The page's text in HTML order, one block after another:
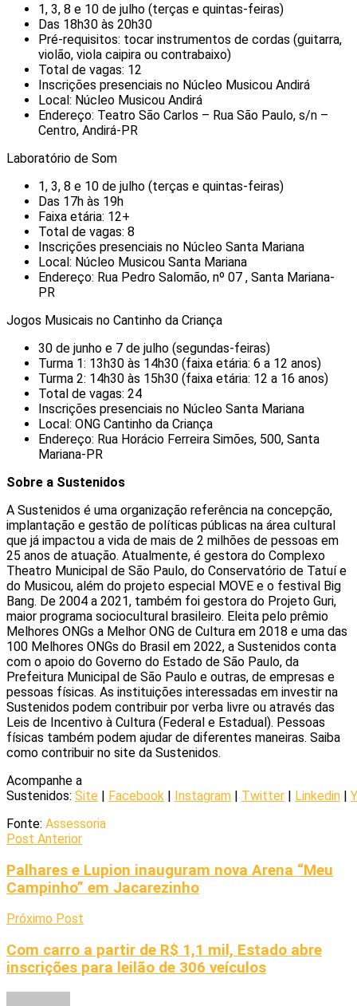
1, 3, 8 e 10 de julho (terças e quintas-feiras)
Das 18h30 às 20h30
Pré-requisitos: tocar instrumentos de cordas (guitarra,
violão, viola caipira ou contrabaixo)
Total de vagas: 12
Inscrições presenciais no Núcleo Musicou Andirá
Local: Núcleo Musicou Andirá
Endereço: Teatro São Carlos – Rua São Paulo, s/n –
Centro, Andirá-PR
Laboratório de Som
1, 3, 8 e 10 de julho (terças e quintas-feiras)
Das 17h às 19h
Faixa etária: 12+
Total de vagas: 8
Inscrições presenciais no Núcleo Santa Mariana
Local: Núcleo Musicou Santa Mariana
Endereço: Rua Pedro Salomão, nº 07 , Santa Mariana-
PR
Jogos Musicais no Cantinho da Criança
30 de junho e 7 de julho (segundas-feiras)
Turma 1: 13h30 às 14h30 (faixa etária: 6 a 12 anos)
Turma 2: 14h30 às 15h30 (faixa etária: 12 a 16 anos)
Total de vagas: 24
Inscrições presenciais no Núcleo Santa Mariana
Local: ONG Cantinho da Criança
Endereço: Rua Horácio Ferreira Simões, 500, Santa
Mariana-PR
Sobre a Sustenidos
A Sustenidos é uma organização referência na concepção,
implantação e gestão de políticas públicas na área cultural
que já impactou a vida de mais de 2 milhões de pessoas em
25 anos de atuação. Atualmente, é gestora do Complexo
Theatro Municipal de São Paulo, do Conservatório de Tatuí e
do Musicou, além do projeto especial MOVE e o festival Big
Bang. De 2004 a 2021, também foi gestora do Projeto Guri,
maior programa sociocultural brasileiro. Eleita pelo prêmio
Melhores ONGs a Melhor ONG de Cultura em 2018 e uma das
100 Melhores ONGs do Brasil em 2022, a Sustenidos conta
com o apoio do Governo do Estado de São Paulo, da
Prefeitura Municipal de São Paulo e outras, de empresas e
pessoas físicas. As instituições interessadas em investir na
Sustenidos podem contribuir por verba livre ou através das
Leis de Incentivo à Cultura (Federal e Estadual). Pessoas
físicas também podem ajudar de diferentes maneiras. Saiba
como contribuir no site da Sustenidos.
Acompanhe a
Sustenidos: Site | Facebook | Instagram | Twitter | Linkedin |
Fonte: Assessoria
Post Anterior
Palhares e Lupion inauguram nova Arena “Meu
Campinho” em Jacarezinho
Próximo Post
Com carro a partir de R$ 1,1 mil, Estado abre
inscrições para leilão de 306 veículos